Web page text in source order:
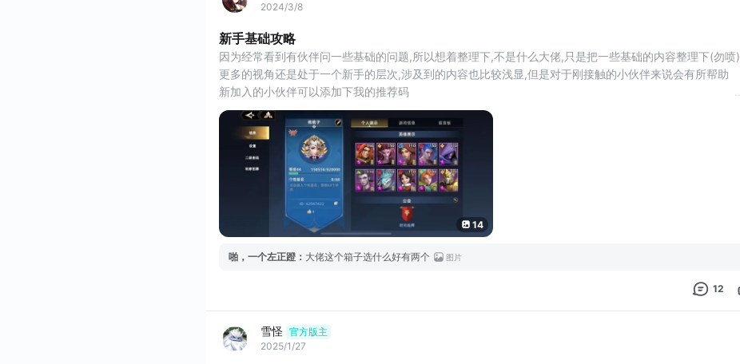
2024/3/8
新手基础攻略
因为经常看到有伙伴问一些基础的问题,所以想着整理下,不是什么大佬,只是把一些基础的内容整理下(勿喷)
更多的视角还是处于一个新手的层次,涉及到的内容也比较浅显,但是对于刚接触的小伙伴来说会有所帮助
新加入的小伙伴可以添加下我的推荐码
推荐码:4P9TI4GG
可以拿到丰厚奖励
带【】的都是小标题，可以根据小标题找一下你想知道的内容
【前言】
因为这个游戏的英雄池巨深,而且大部分的英雄都需要专属后才
14
啪，一个左正蹬： 大佬这个箱子选什么好有两个 图片
12
雪怪 官方版主
2025/1/27